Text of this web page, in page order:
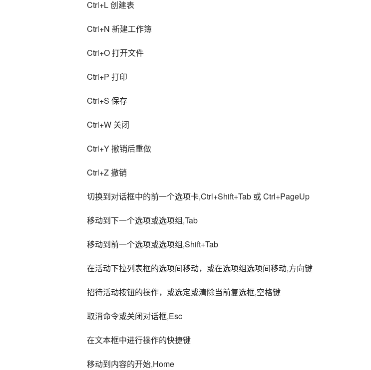
Ctrl+L 创建表
Ctrl+N 新建工作簿
Ctrl+O 打开文件
Ctrl+P 打印
Ctrl+S 保存
Ctrl+W 关闭
Ctrl+Y 撤销后重做
Ctrl+Z 撤销
切换到对话框中的前一个选项卡,Ctrl+Shift+Tab 或 Ctrl+PageUp
移动到下一个选项或选项组,Tab
移动到前一个选项或选项组,Shift+Tab
在活动下拉列表框的选项间移动，或在选项组选项间移动,方向键
招待活动按钮的操作，或选定或清除当前复选框,空格键
取消命令或关闭对话框,Esc
在文本框中进行操作的快捷键
移动到内容的开始,Home